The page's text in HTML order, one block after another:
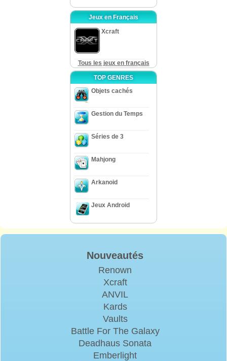
Jeux en Français
Xcraft
Tous les jeux en français
TOP GENRES
Objets cachés
Gestion du Temps
Séries de 3
Mahjong
Arkanoid
Jeux Android
Nouveautés
Renown
Xcraft
ANVIL
Kards
Vaults
Battle For The Galaxy
Deadhaus Sonata
Emberlight